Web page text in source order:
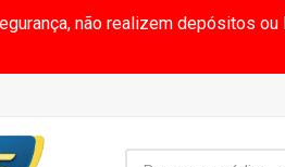
não realizem depósitos